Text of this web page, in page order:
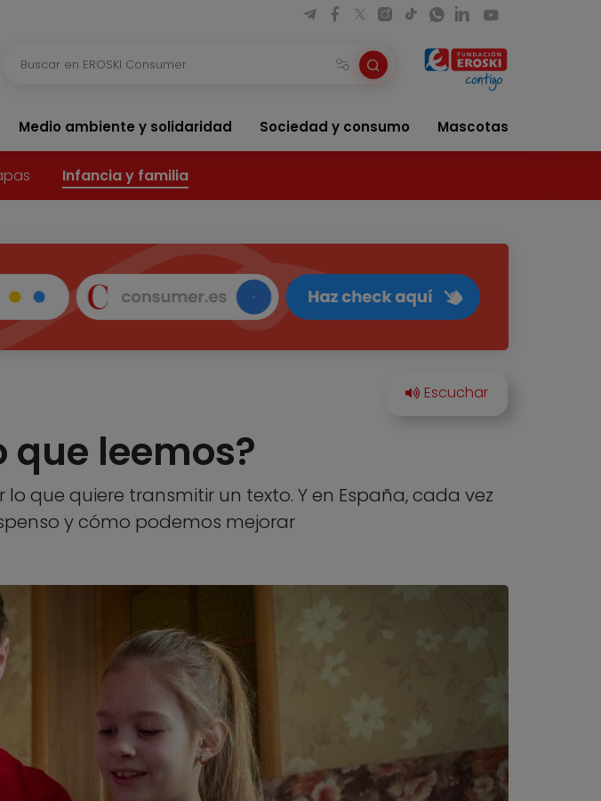
Medio ambiente y solidaridad Sociedad y consumo Mascotas
Infancia y familia
que leemos?
que quiere transmitir un texto. Y en España, cada vez
y cómo podemos mejorar